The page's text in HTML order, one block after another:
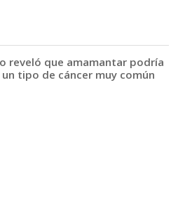
reveló que amamantar podría
tipo de cáncer muy común